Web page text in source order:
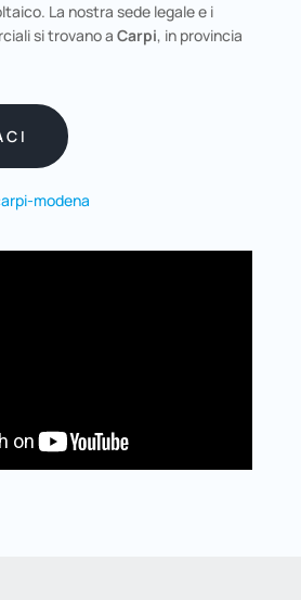
La nostra sede legale e i
si trovano a Carpi, in provincia